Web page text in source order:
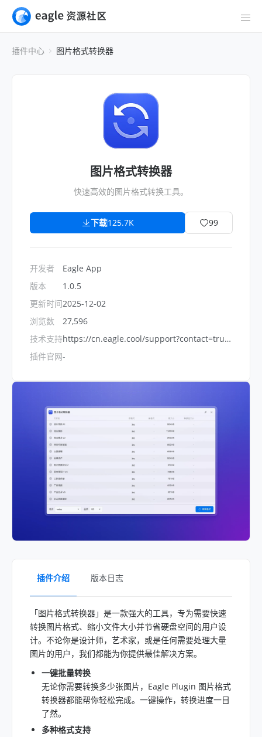
插件中心 图片格式转换器
图片格式转换器
快速高效的图片格式转换工具。
下载125.7K 99
开发者
版本
更新时间
浏览数
技术支持
插件官网
Eagle App
1.0.5
2025-12-02
27,596
https://cn.eagle.cool/support?contact=true&topic=bug
-
插件介绍 版本日志
「图片格式转换器」是一款强大的工具，专为需要快速
转换图片格式、缩小文件大小并节省硬盘空间的用户设
计。不论你是设计师，艺术家，或是任何需要处理大量
图片的用户，我们都能为你提供最佳解决方案。
一键批量转换
无论你需要转换多少张图片，Eagle Plugin 图片格式
转换器都能帮你轻松完成。一键操作，转换进度一目
了然。
多种格式支持